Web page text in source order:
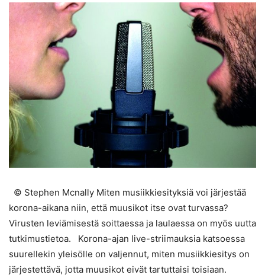
© Stephen Mcnally Miten musiikkiesityksiä voi järjestää
korona-aikana niin, että muusikot itse ovat turvassa?
Virusten leviämisestä soittaessa ja laulaessa on myös uutta
tutkimustietoa. Korona-ajan live-striimauksia katsoessa
suurellekin yleisölle on valjennut, miten musiikkiesitys on
järjestettävä, jotta muusikot eivät tartuttaisi toisiaan.